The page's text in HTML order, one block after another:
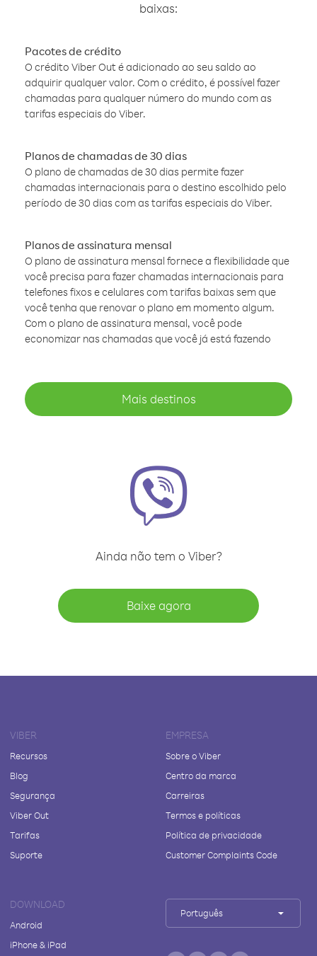
baixas:
Pacotes de crédito
O crédito Viber Out é adicionado ao seu saldo ao
adquirir qualquer valor. Com o crédito, é possível fazer
chamadas para qualquer número do mundo com as
tarifas especiais do Viber.
Planos de chamadas de 30 dias
O plano de chamadas de 30 dias permite fazer
chamadas internacionais para o destino escolhido pelo
período de 30 dias com as tarifas especiais do Viber.
Planos de assinatura mensal
O plano de assinatura mensal fornece a flexibilidade que
você precisa para fazer chamadas internacionais para
telefones fixos e celulares com tarifas baixas sem que
você tenha que renovar o plano em momento algum.
Com o plano de assinatura mensal, você pode
economizar nas chamadas que você já está fazendo
Mais destinos
Ainda não tem o Viber?
Baixe agora
VIBER
Recursos
Blog
Segurança
Viber Out
Tarifas
Suporte
EMPRESA
Sobre o Viber
Centro da marca
Carreiras
Termos e políticas
Política de privacidade
Customer Complaints Code
DOWNLOAD
Android
iPhone & iPad
Português